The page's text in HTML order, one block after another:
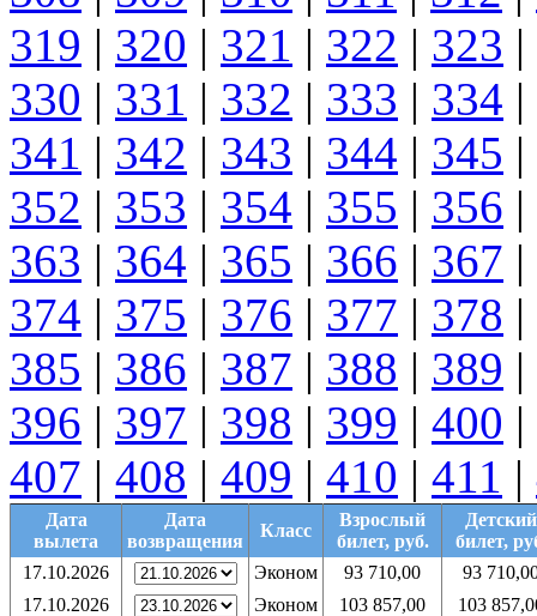
319 | 320 | 321 | 322 | 323 |
330 | 331 | 332 | 333 | 334 |
341 | 342 | 343 | 344 | 345 |
352 | 353 | 354 | 355 | 356 |
363 | 364 | 365 | 366 | 367 |
374 | 375 | 376 | 377 | 378 |
385 | 386 | 387 | 388 | 389 |
396 | 397 | 398 | 399 | 400 |
407 | 408 | 409 | 410 | 411 |
Дата
вылета
Дата
возвращения
Класс
Взрослый
билет, руб.
Детский
билет,
17.10.2026
Эконом 93 710,00
93
17.10.2026
Эконом 103 857,00
103